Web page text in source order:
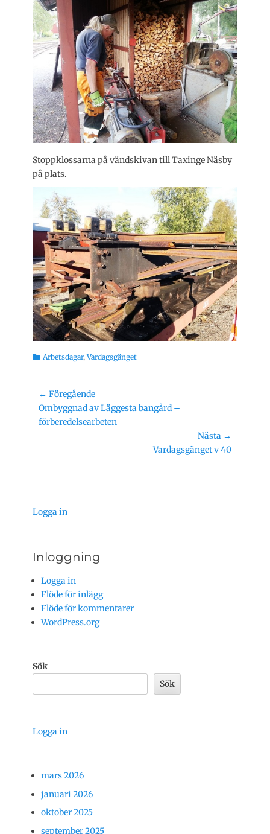
Stoppklossarna på vändskivan till Taxinge Näsby
på plats.
Kategorier
Arbetsdagar,Vardagsgänget
Inläggsnavigering
← Föregående
Föregående
inlägg:
Ombyggnad av Läggesta bangård –
förberedelsearbeten
Nästa →
Vardagsgänget v 40
Logga in
Inloggning
Logga in
Flöde för inlägg
Flöde för kommentarer
WordPress.org
Sök
Sök
Logga in
mars 2026
januari 2026
oktober 2025
september 2025